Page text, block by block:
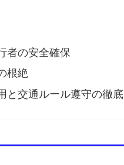
者の安全確保
根絶
と交通ルール遵守の徹底